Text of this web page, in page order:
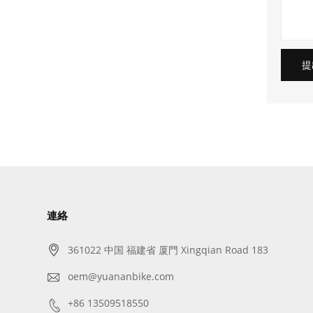
連絡
 361022 中国 福建省 厦門 Xingqian Road 183
 oem@yuananbike.com
 +86 13509518550